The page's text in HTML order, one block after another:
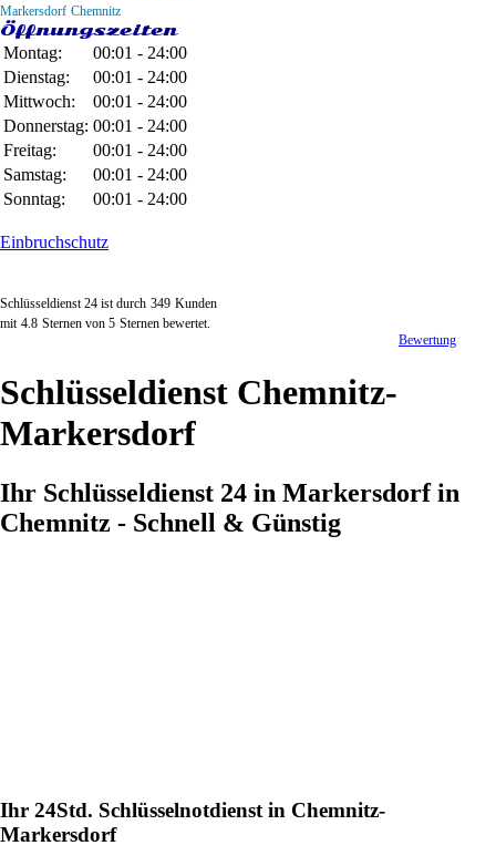
Markersdorf Chemnitz
Öffnungszeiten
Montag:
00:01 - 24:00
Dienstag:
00:01 - 24:00
Mittwoch:
00:01 - 24:00
Donnerstag: 00:01 - 24:00
Freitag:
00:01 - 24:00
Samstag:
00:01 - 24:00
Sonntag:
00:01 - 24:00
Einbruchschutz
Schlüsseldienst 24 ist durch 349 Kunden
mit 4.8 Sternen von 5 Sternen bewertet.
Bewertung
Schlüsseldienst Chemnitz-
Markersdorf
Ihr Schlüsseldienst 24 in Markersdorf in
Chemnitz - Schnell & Günstig
Ihr 24Std. Schlüsselnotdienst in Chemnitz-
Markersdorf